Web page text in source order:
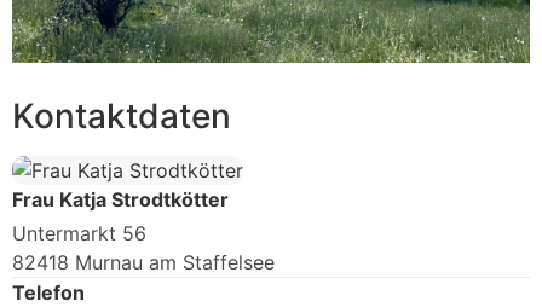
Kontaktdaten
Frau Katja Strodtkötter
Untermarkt 56
82418 Murnau am Staffelsee
Telefon